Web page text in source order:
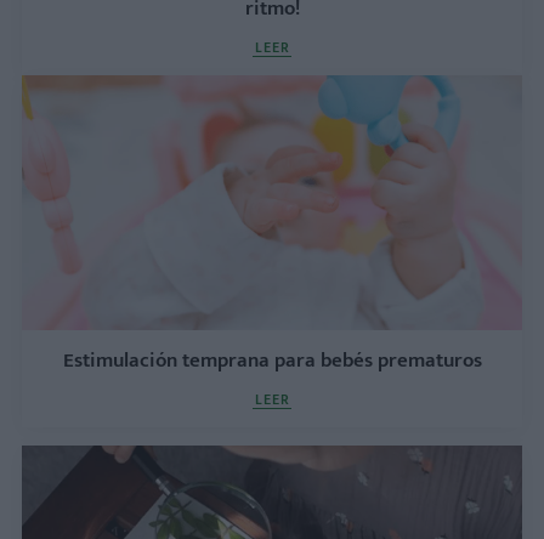
ritmo!
LEER
Estimulación temprana para bebés prematuros
LEER